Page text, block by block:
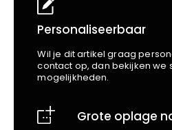
Edge Safety
Harvest
Heckel
Hydrowear
Personaliseerbaar
Wil je dit artikel graag
contact op, dan bekijken we
mogelijkheden.
Grote oplage